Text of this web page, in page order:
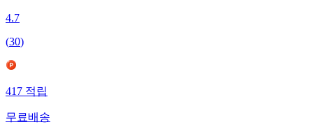
4.7
(30)
417적립
무료배송